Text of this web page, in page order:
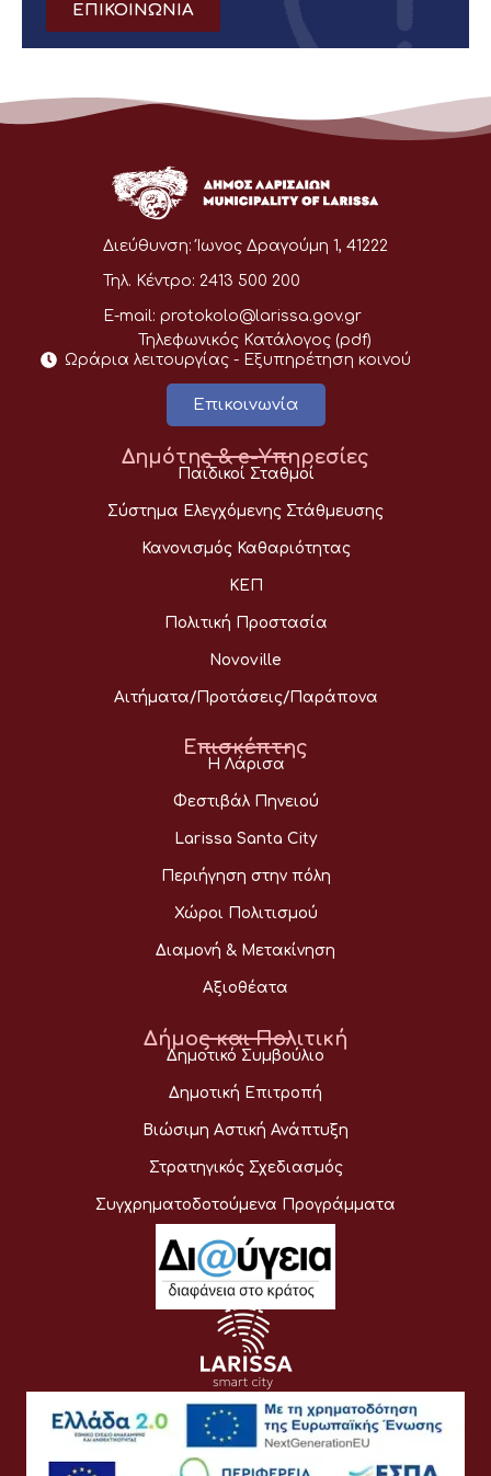
ΕΠΙΚΟΙΝΩΝΙΑ
Διεύθυνση: Ίωνος Δραγούμη 1, 41222
Τηλ. Κέντρο: 2413 500 200
E-mail: protokolo@larissa.gov.gr
Τηλεφωνικός Κατάλογος (pdf)
Ωράρια λειτουργίας - Eξυπηρέτηση κοινού
Επικοινωνία
Δημότης & e-Υπηρεσίες
Παιδικοί Σταθμοί
Σύστημα Ελεγχόμενης Στάθμευσης
Κανονισμός Καθαριότητας
ΚΕΠ
Πολιτική Προστασία
Novoville
Αιτήματα/Προτάσεις/Παράπονα
Επισκέπτης
Η Λάρισα
Φεστιβάλ Πηνειού
Larissa Santa City
Περιήγηση στην πόλη
Χώροι Πολιτισμού
Διαμονή & Μετακίνηση
Αξιοθέατα
Δήμος και Πολιτική
Δημοτικό Συμβούλιο
Δημοτική Επιτροπή
Βιώσιμη Αστική Ανάπτυξη
Στρατηγικός Σχεδιασμός
Συγχρηματοδοτούμενα Προγράμματα